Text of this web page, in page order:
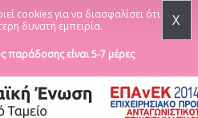
cookies για να διασφαλίσει ότι
δυνατή εμπειρία.
X
είναι 5-7 μέρες